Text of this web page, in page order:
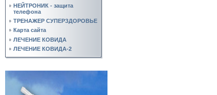
НЕЙТРОНИК - защита
телефона
ТРЕНАЖЕР СУПЕРЗДОРОВЬЕ
Карта сайта
ЛЕЧЕНИЕ КОВИДА
ЛЕЧЕНИЕ КОВИДА-2